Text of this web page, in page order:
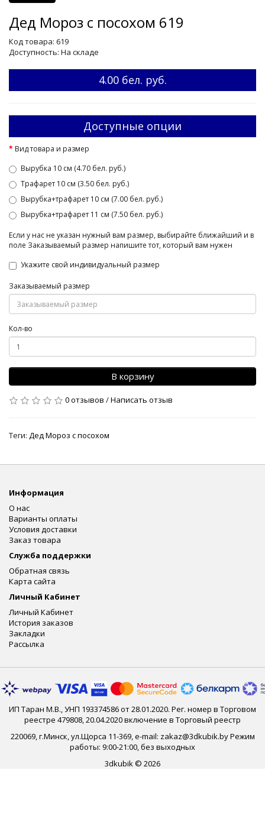
Дед Мороз с посохом 619
Код товара: 619
Доступность: На складе
4.00 бел. руб.
Доступные опции
Вид товара и размер
Вырубка 10 см (4.70 бел. руб.)
Трафарет 10 см (3.50 бел. руб.)
Вырубка+трафарет 10 см (7.00 бел. руб.)
Вырубка+трафарет 11 см (7.50 бел. руб.)
Если у нас не указан нужный вам размер, выбирайте ближайший и в
поле Заказываемый размер напишите тот, который вам нужен
Укажите свой индивидуальный размер
Заказываемый размер
Кол-во
В корзину
0 отзывов /Написать отзыв
Теги: Дед Мороз с посохом
Информация
О нас
Варианты оплаты
Условия доставки
Заказ товара
Служба поддержки
Обратная связь
Карта сайта
Личный Кабинет
Личный Кабинет
История заказов
Закладки
Рассылка
ИП Таран М.В., УНП 193374586 от 28.01.2020. Рег. номер в Торговом
реестре 479808, 20.04.2020 включение в Торговый реестр
220069, г.Минск, ул.Щорса 11-369, e-mail: zakaz@3dkubik.by Режим
работы: 9:00-21:00, без выходных
3dkubik © 2026